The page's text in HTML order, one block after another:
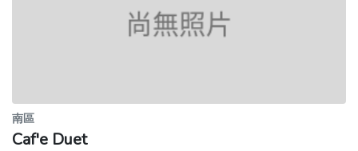
南區
Caf'e Duet